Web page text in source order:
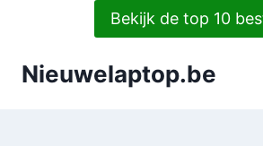
Bekijk de top 10
Nieuwelaptop.be